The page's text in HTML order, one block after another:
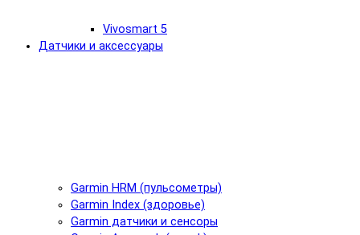
Vivosmart 5
Датчики и аксессуары
Garmin HRM (пульсометры)
Garmin Index (здоровье)
Garmin датчики и сенсоры